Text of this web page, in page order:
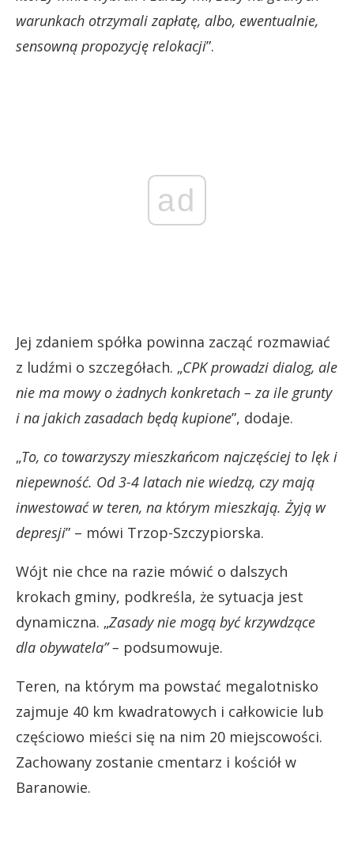
warunkach otrzymali zapłatę, albo, ewentualnie,
sensowną propozycję relokacji”.
ad
Jej zdaniem spółka powinna zacząć rozmawiać
z ludźmi o szczegółach. „CPK prowadzi dialog, ale
nie ma mowy o żadnych konkretach – za ile grunty
i na jakich zasadach będą kupione”, dodaje.
„To, co towarzyszy mieszkańcom najczęściej to lęk i
niepewność. Od 3-4 latach nie wiedzą, czy mają
inwestować w teren, na którym mieszkają. Żyją w
depresji” – mówi Trzop-Szczypiorska.
Wójt nie chce na razie mówić o dalszych
krokach gminy, podkreśla, że sytuacja jest
dynamiczna. „Zasady nie mogą być krzywdzące
dla obywatela” – podsumowuje.
Teren, na którym ma powstać megalotnisko
zajmuje 40 km kwadratowych i całkowicie lub
częściowo mieści się na nim 20 miejscowości.
Zachowany zostanie cmentarz i kościół w
Baranowie.